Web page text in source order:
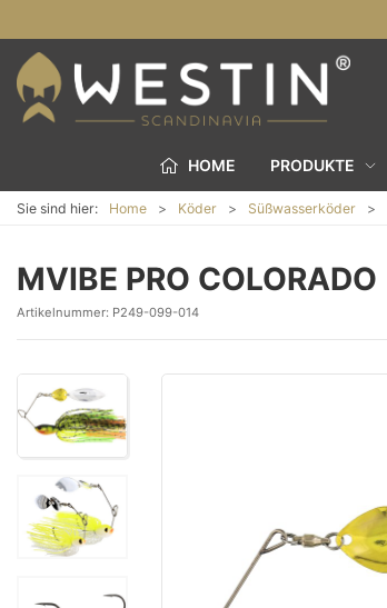
HOME PRODUKTE
Sie sind hier: Home Köder Süßwasserköder
MVIBE PRO COLORADO
Artikelnummer: P249-099-014